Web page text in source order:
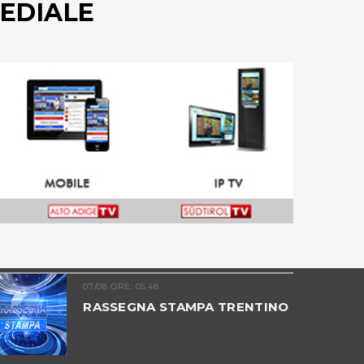
07/08 ORE: 05.48
RASSEGNA STAMPA TRENTINO